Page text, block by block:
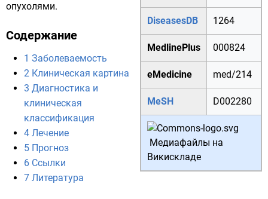
DiseasesDB 1264
MedlinePlus 000824
eMedicine med/214
MeSH D002280
Медиафайлы на
Викискладе
опухолями.
Содержание
1 Заболеваемость
2 Клиническая картина
3 Диагностика и
клиническая
классификация
4 Лечение
5 Прогноз
6 Ссылки
7 Литература